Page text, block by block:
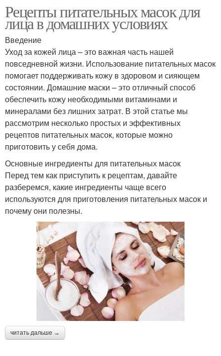
Рецепты питательных масок для
лица в домашних условиях
Введение
Уход за кожей лица – это важная часть нашей
повседневной жизни. Использование питательных масок
помогает поддерживать кожу в здоровом и сияющем
состоянии. Домашние маски – это отличный способ
обеспечить кожу необходимыми витаминами и
минералами без лишних затрат. В этой статье мы
рассмотрим несколько простых и эффективных
рецептов питательных масок, которые можно
приготовить у себя дома.
Основные ингредиенты для питательных масок
Перед тем как приступить к рецептам, давайте
разберемся, какие ингредиенты чаще всего
используются для приготовления питательных масок и
почему они полезны.
читать дальше →